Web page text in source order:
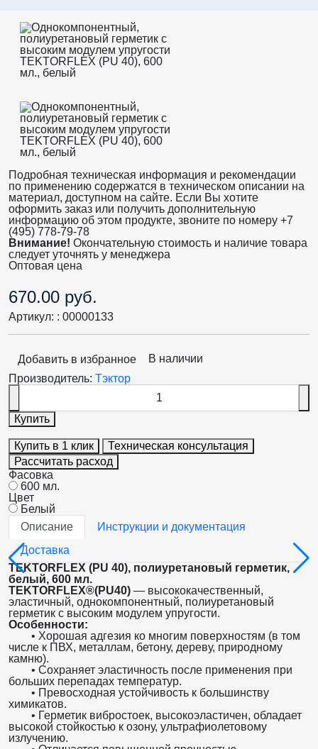
Подробная техническая информация и рекомендации
по применению содержатся в техническом описании на
материал, доступном на сайте. Если Вы хотите
оформить заказ или получить дополнительную
информацию об этом продукте, звоните по номеру +7
(495) 778-79-78
Внимание! Окончательную стоимость и наличие товара
следует уточнять у менеджера
Оптовая цена
670.00 руб.
Артикул: : 00000133
Добавить в избранное
В наличии
Производитель: Тэктор
Купить
Купить в 1 клик
Техническая консультация
Рассчитать расход
Фасовка
600 мл.
Цвет
Белый
Описание
Инструкции и документация
Доставка
TEKTORFLEX (PU 40), полиуретановый герметик,
белый, 600 мл.
TEKTORFLEX®(PU40) — высококачественный,
эластичный, однокомпонентный, полиуретановый
герметик с высоким модулем упругости.
Особенности:
• Хорошая адгезия ко многим поверхностям (в том
числе к ПВХ, металлам, бетону, дереву, природному
камню).
• Сохраняет эластичность после применения при
больших перепадах температур.
• Превосходная устойчивость к большинству
химикатов.
• Герметик вибростоек, высокоэластичен, обладает
высокой стойкостью к озону, ультрафиолетовому
излучению.